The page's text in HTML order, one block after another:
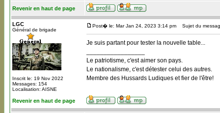
Revenir en haut de page
LGC
Général de brigade
Inscrit le: 19 Nov 2022
Messages: 154
Localisation: AISNE
Post� le: Mar Jan 24, 2023 3:14 pm Sujet du
Je suis partant pour tester la nouvelle table...
Le patriotisme, c'est aimer son pays.
Le nationalisme, c'est détester celui des autres.
Membre des Hussards Ludiques et fier de l'être!
Revenir en haut de page